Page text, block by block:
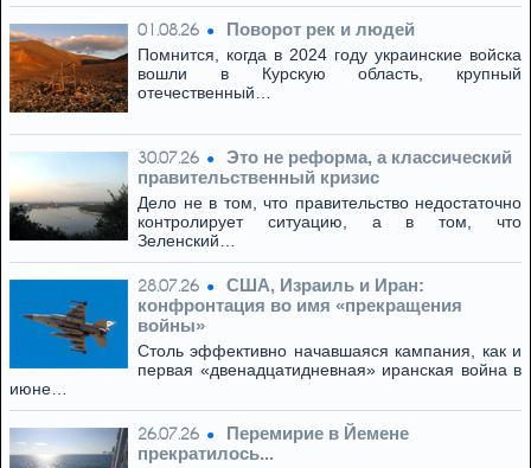
01.08.26 Поворот рек и людей
Помнится, когда в 2024 году украинские войска
вошли в Курскую область, крупный
отечественный…
30.07.26
Это не реформа, а классический
правительственный кризис
Дело не в том, что правительство недостаточно
контролирует ситуацию, а в том, что
Зеленский…
28.07.26
США, Израиль и Иран:
конфронтация во имя «прекращения
войны»
Столь эффективно начавшаяся кампания, как и
первая «двенадцатидневная» иранская война в
июне…
26.07.26
Перемирие в Йемене
прекратилось...